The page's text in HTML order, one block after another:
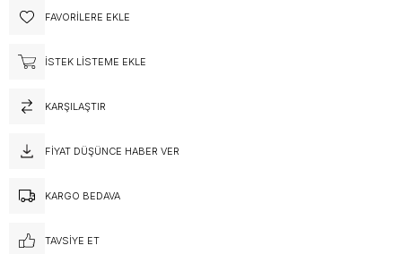
FAVORILERE EKLE
İSTEK LISTEME EKLE
KARŞILAŞTIR
FIYAT DÜŞÜNCE HABER VER
KARGO BEDAVA
TAVSIYE ET